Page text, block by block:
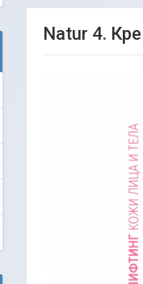
Natur 4.